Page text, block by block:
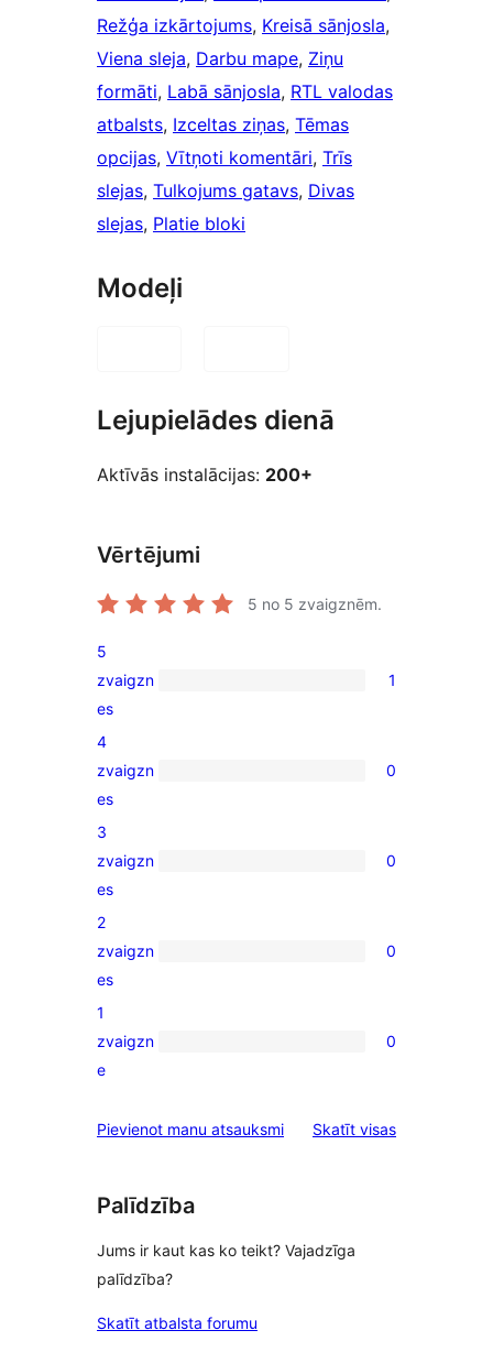
Režģa izkārtojums, Kreisā sānjosla
Viena sleja, Darbu mape, Ziņu
formāti, Labā sānjosla, RTL valodas
atbalsts, Izceltas ziņas, Tēmas
opcijas, Vītņoti komentāri, Trīs
slejas, Tulkojums gatavs, Divas
slejas, Platie bloki
Modeļi
Lejupielādes dienā
Aktīvās instalācijas: 200+
Vērtējumi
5 no 5 zvaigznēm.
1
5-
star
review
5
zvaigzn
es
1
0
4-
star
reviews
4
zvaigzn
es
0
0
3-
star
reviews
3
zvaigzn
es
0
0
2-
star
reviews
2
zvaigzn
es
0
0
1-
reviews
1
zvaigzn
e
0
Pievienot manu atsauksmi Skatīt visasatsauksmes
Palīdzība
Jums ir kaut kas ko teikt? Vajadzīga
palīdzība?
Skatīt atbalsta forumu